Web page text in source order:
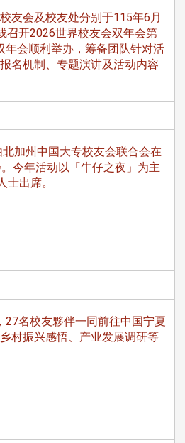
友会及校友处分别于115年6月
召开2026世界校友会双年会第
会顺利举办，筹备团队针对活
名机制、专题演讲及活动内容
加州中国大专校友会联合会在
今年活动以「牛仔之夜」为主
出席。
名校友夥伴一同前往中国宁夏
村振兴感悟、产业发展调研等
4 版 捐款征信、其他消